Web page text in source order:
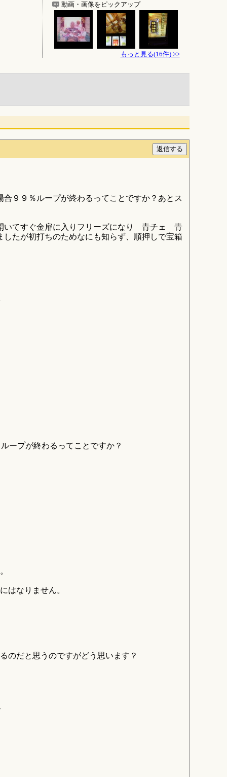
動画・画像をピックアップ
もっと見る(16件) >>
９９％ループが終わるってことですか？あとス
いてすぐ金扉に入りフリーズになり 青チェ 青
たが初打ちのためなにも知らず、順押しで宝箱
ープが終わるってことですか？
はなりません。
のだと思うのですがどう思います？